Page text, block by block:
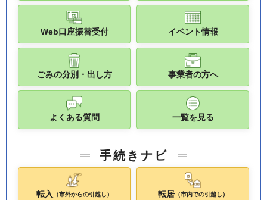
Web口座振替受付 イベント情報
ごみの分別・出し方 事業者の方へ
よくある質問 一覧を見る
手続きナビ
転入 （市外からの引越し） 転居（市内での引越し）